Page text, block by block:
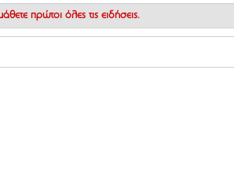
πρώτοι όλες τις ειδήσεις.